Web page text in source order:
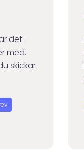
det
med.
skickar